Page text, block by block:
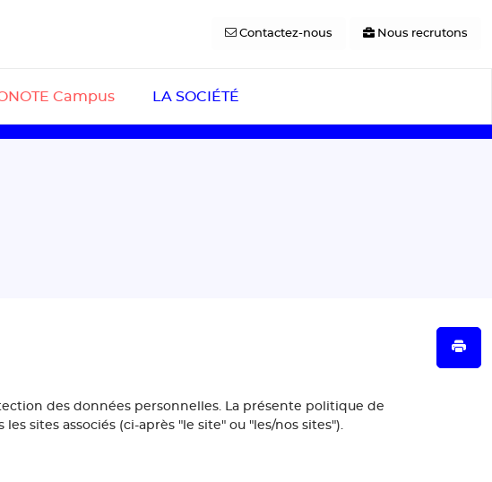
Contactez-nous Nous recrutons
Campus LA SOCIÉTÉ
des données personnelles. La présente politique de
les sites associés (ci-après "le site" ou "les/nos sites").